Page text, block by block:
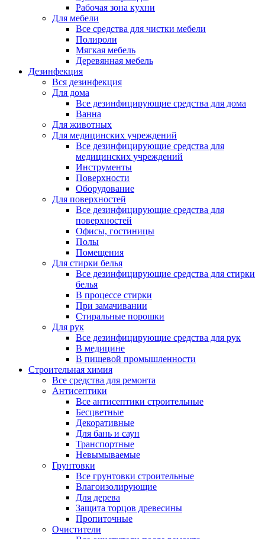
Рабочая зона кухни
Для мебели
Все средства для чистки мебели
Полироли
Мягкая мебель
Деревянная мебель
Дезинфекция
Вся дезинфекция
Для дома
Все дезинфицирующие средства для дома
Ванна
Для животных
Для медицинских учреждений
Все дезинфицирующие средства для
медицинских учреждений
Инструменты
Поверхности
Оборудование
Для поверхностей
Все дезинфицирующие средства для
поверхностей
Офисы, гостиницы
Полы
Помещения
Для стирки белья
Все дезинфицирующие средства для стирки
белья
В процессе стирки
При замачивании
Стиральные порошки
Для рук
Все дезинфицирующие средства для рук
В медицине
В пищевой промышленности
Строительная химия
Все средства для ремонта
Антисептики
Все антисептики строительные
Бесцветные
Декоративные
Для бань и саун
Транспортные
Невымываемые
Грунтовки
Все грунтовки строительные
Влагоизолирующие
Для дерева
Защита торцов древесины
Пропиточные
Очистители